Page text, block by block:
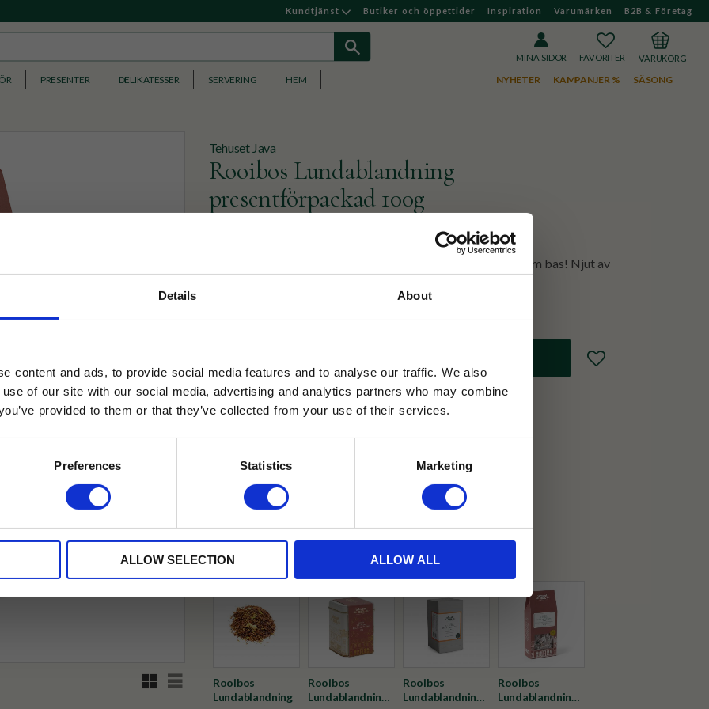
Details About
content and ads, to provide social media features and to analyse our traffic. We also
of our site with our social media, advertising and analytics partners who may combine
provided to them or that they’ve collected from your use of their services.
Preferences Statistics Marketing
ALLOW SELECTION ALLOW ALL
Kundtjänst Butiker och öppettider Inspiration Varumärken B2B & Företag
MINA SIDOR
FAVORITERKUNDVAGN
PRESENTER DELIKATESSER SERVERING HEM NYHETER KAMPANJER % SÄSONG
Tehuset Java
Rooibos Lundablandning
presentförpackad 100g
Vår alldeles egen signaturblandning med teinfritt Rooibos som bas! Njut av
Lundablandning både morgon, middag och kväll!
RutnätsvyListvy
99KR
Lägg till i favoriter
✓ Gratis teprov i varje beställning
Visa alla produkter från Tehuset Java
Rooibos
Lundablandning
Rooibos
Lundablandning
Rooibos
Lundablandning
Rooibos
Lundablandning
Läs mer
Rabatten fungerar endast
med andra erbjudanden.